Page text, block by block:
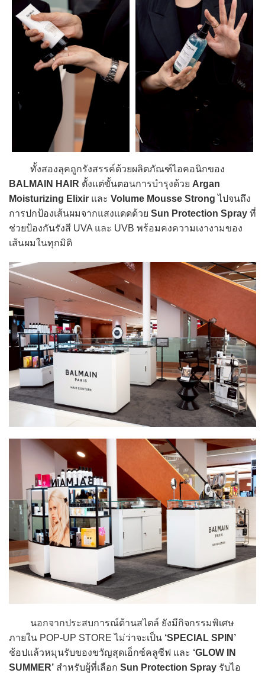
ทั้งสองลุคถูกรังสรรค์ด้วยผลิตภัณฑ์ไอคอนิกของ
BALMAIN HAIR ตั้งแต่ขั้นตอนการบำรุงด้วย Argan
Moisturizing Elixir และ Volume Mousse Strong ไปจนถึง
การปกป้องเส้นผมจากแสงแดดด้วย Sun Protection Spray ที่
ช่วยป้องกันรังสี UVA และ UVB พร้อมคงความเงางามของ
เส้นผมในทุกมิติ
นอกจากประสบการณ์ด้านสไตล์ ยังมีกิจกรรมพิเศษ
ภายใน POP-UP STORE ไม่ว่าจะเป็น ‘SPECIAL SPIN’
ช้อปแล้วหมุนรับของขวัญสุดเอ็กซ์คลูซีฟ และ ‘GLOW IN
SUMMER’ สำหรับผู้ที่เลือก Sun Protection Spray รับไอ